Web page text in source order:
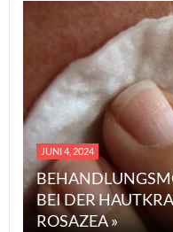
JUNI 4, 2024
BEI DER
ROSAZEA »